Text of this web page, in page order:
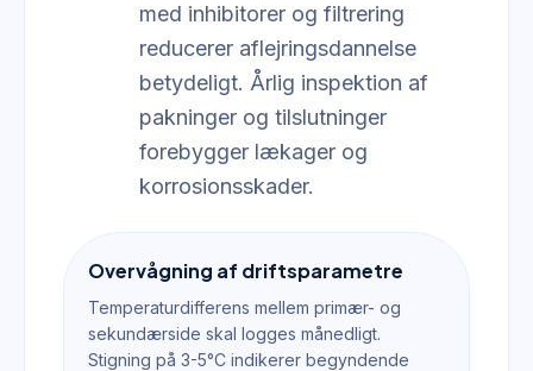
med inhibitorer og filtrering
reducerer aflejringsdannelse
betydeligt. Årlig inspektion af
pakninger og tilslutninger
forebygger lækager og
korrosionsskader.
Overvågning af driftsparametre
Temperaturdifferens mellem primær- og
sekundærside skal logges månedligt.
Stigning på 3-5°C indikerer begyndende